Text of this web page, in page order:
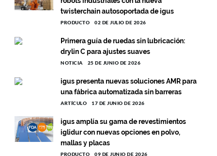
twisterchain autosoportada de igus
PRODUCTO 02 DE JULIO DE 2026
Primera guía de ruedas sin lubricación:
drylin C para ajustes suaves
NOTICIA 25 DE JUNIO DE 2026
igus presenta nuevas soluciones AMR para
una fábrica automatizada sin barreras
ARTÍCULO 17 DE JUNIO DE 2026
igus amplía su gama de revestimientos
iglidur con nuevas opciones en polvo,
mallas y placas
PRODUCTO 09 DE JUNIO DE 2026